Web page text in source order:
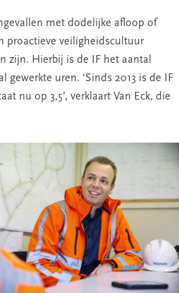
met dodelijke afloop of
proactieve veiligheidscultuur
zijn. Hierbij is de IF het aantal
uren. ‘Sinds 2013 is de IF
nu op 3,5’, verklaart Van Eck, die